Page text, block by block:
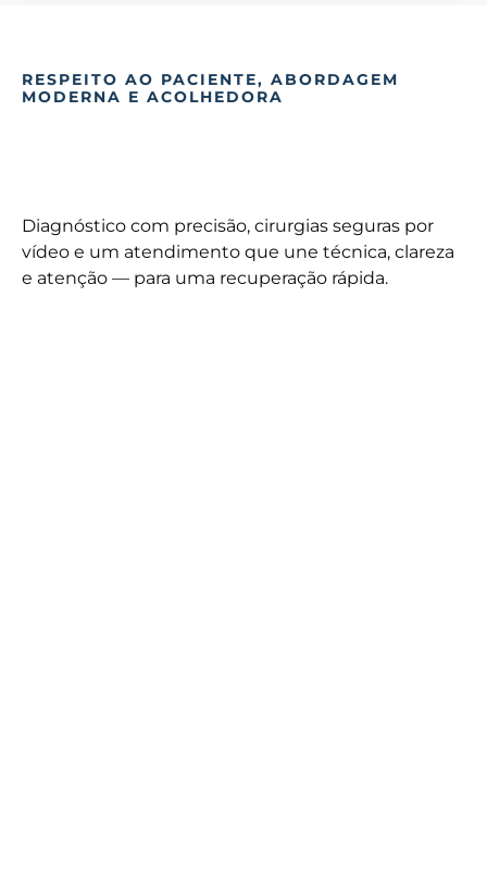
RESPEITO AO PACIENTE, ABORDAGEM
MODERNA E ACOLHEDORA
Diagnóstico com precisão, cirurgias seguras por
vídeo e um atendimento que une técnica, clareza
e atenção — para uma recuperação rápida.